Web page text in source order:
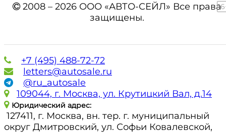
2008 – 2026 ООО «АВТО-СЕЙЛ» Все права
защищены.
+7 (495) 488-72-72
letters@autosale.ru
@ru_autosale
109044, г. Москва, ул. Крутицкий Вал, д.14
Юридический адрес:
127411, г. Москва, вн. тер. г. муниципальный
округ Дмитровский, ул. Софьи Ковалевской,